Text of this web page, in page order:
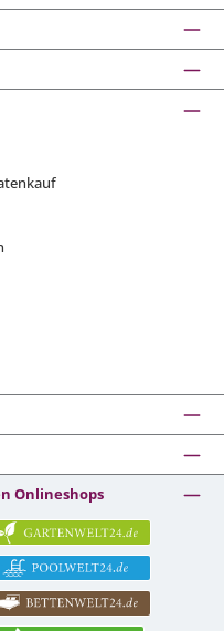
Onlineshops